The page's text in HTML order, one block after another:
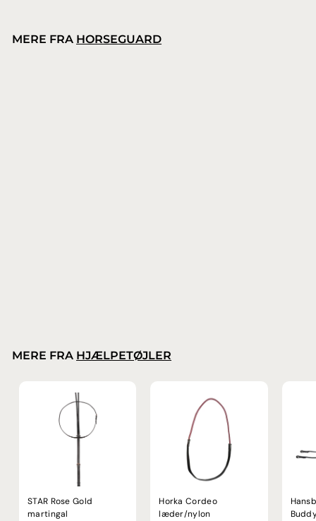
MERE FRA HORSEGUARD
0
.
MERE FRA HJÆLPETØJLER
STAR Rose Gold
martingal
Horka Cordeo
læder/nylon